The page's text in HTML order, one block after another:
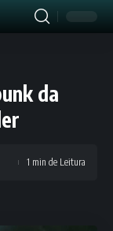
da
1 min de Leitura